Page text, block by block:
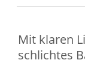
Mit klaren
schlichtes